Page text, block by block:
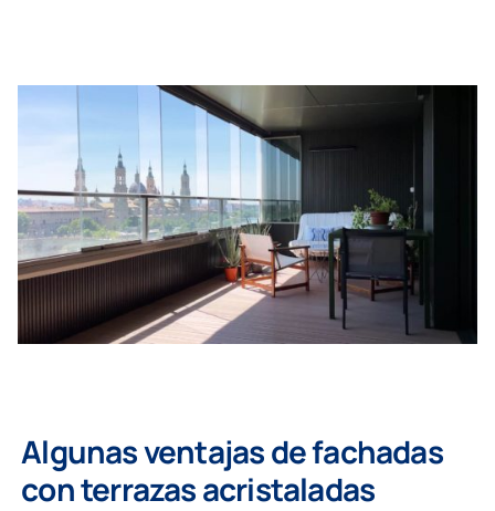
Algunas ventajas de fachadas
con terrazas acristaladas